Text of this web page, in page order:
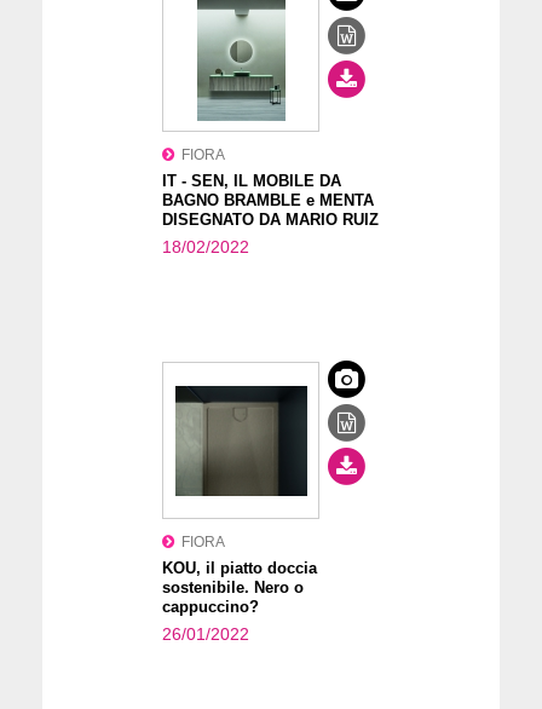
FIORA
IT - SEN, IL MOBILE DA
BAGNO BRAMBLE e MENTA
DISEGNATO DA MARIO RUIZ
18/02/2022
FIORA
KOU, il piatto doccia
sostenibile. Nero o
cappuccino?
26/01/2022